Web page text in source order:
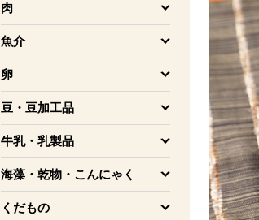
肉
を開く
魚介
を開く
卵
を開く
豆・豆加工品
を開く
牛乳・乳製品
を開く
海藻・乾物・こんにゃく
を開く
くだもの
を開く